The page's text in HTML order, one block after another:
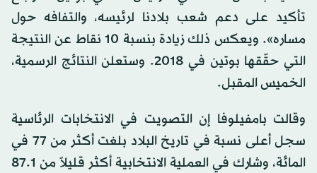
تأكيد على دعم شعب بلادنا لرئيسه، والتفافه حول
مساره». ويعكس ذلك زيادة بنسبة 10 نقاط عن النتيجة
التي حقّقها بوتين في 2018. وستعلن النتائج الرسمية،
الخميس المقبل.
وقالت بامفيلوفا إن التصويت في الانتخابات الرئاسية
سجل أعلى نسبة في تاريخ البلاد بلغت أكثر من 77 في
المائة، وشارك في العملية الانتخابية أكثر قليلاً من 87.1